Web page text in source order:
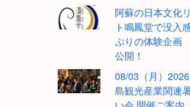
阿蘇の日本文化
ト鳴鳳堂で没入
ぷりの体験企
公開！
08/03（月）
島観光産業関連